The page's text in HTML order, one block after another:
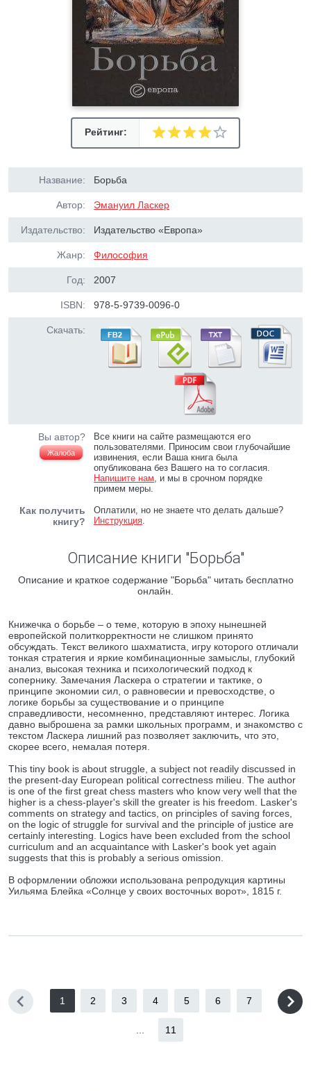
Рейтинг:
Название: Борьба
Автор: Эмануил Ласкер
Издательство: Издательство «Европа»
Жанр: Философия
Год: 2007
ISBN: 978-5-9739-0096-0
Скачать:
Вы автор?
Жалоба
Все книги на сайте размещаются его
пользователями. Приносим свои глубочайшие
извинения, если Ваша книга была
опубликована без Вашего на то согласия.
Напишите нам, и мы в срочном порядке
примем меры.
Как получить
книгу?
Оплатили, но не знаете что делать дальше?
Инструкция.
Описание книги "Борьба"
Описание и краткое содержание "Борьба" читать бесплатно
онлайн.
Книжечка о борьбе – о теме, которую в эпоху нынешней
европейской политкорректности не слишком принято
обсуждать. Текст великого шахматиста, игру которого отличали
тонкая стратегия и яркие комбинационные замыслы, глубокий
анализ, высокая техника и психологический подход к
сопернику. Замечания Ласкера о стратегии и тактике, о
принципе экономии сил, о равновесии и превосходстве, о
логике борьбы за существование и о принципе
справедливости, несомненно, представляют интерес. Логика
давно выброшена за рамки школьных программ, и знакомство с
текстом Ласкера лишний раз позволяет заключить, что это,
скорее всего, немалая потеря.
This tiny book is about struggle, a subject not readily discussed in
the present-day European political correctness milieu. The author
is one of the first great chess masters who know very well that the
higher is a chess-player's skill the greater is his freedom. Lasker's
comments on strategy and tactics, on principles of saving forces,
on the logic of struggle for survival and the principle of justice are
certainly interesting. Logics have been excluded from the school
curriculum and an acquaintance with Lasker's book yet again
suggests that this is probably a serious omission.
В оформлении обложки использована репродукция картины
Уильяма Блейка «Солнце у своих восточных ворот», 1815 г.
1 2 3 4 5 6 7
11